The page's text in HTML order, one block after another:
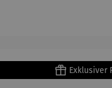
Metallges
Exklusiver